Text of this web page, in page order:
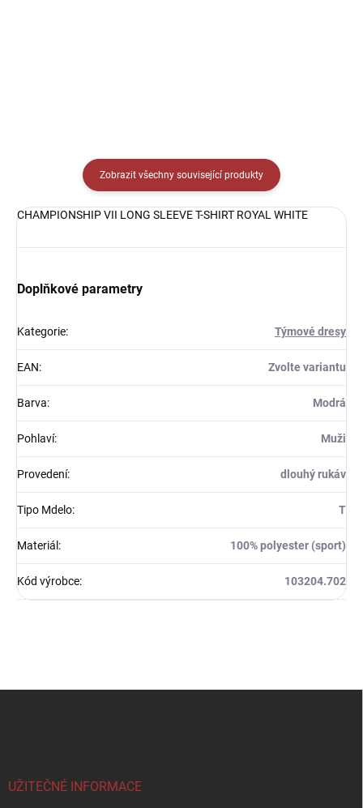
Zobrazit všechny související produkty
CHAMPIONSHIP VII LONG SLEEVE T-SHIRT ROYAL WHITE
Doplňkové parametry
Kategorie: Týmové dresy
EAN: Zvolte variantu
Barva: Modrá
Pohlaví: Muži
Provedení: dlouhý rukáv
Tipo Mdelo: T
Materiál : 100% polyester (sport)
Kód výrobce: 103204.702
UŽITEČNÉ INFORMACE